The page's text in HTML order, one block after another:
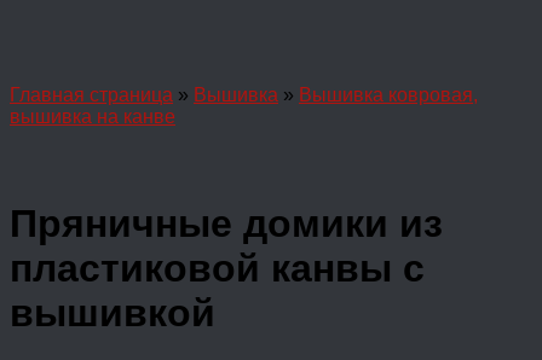
Главная страница » Вышивка » Вышивка ковровая,
вышивка на канве
Пряничные домики из
пластиковой канвы с
вышивкой